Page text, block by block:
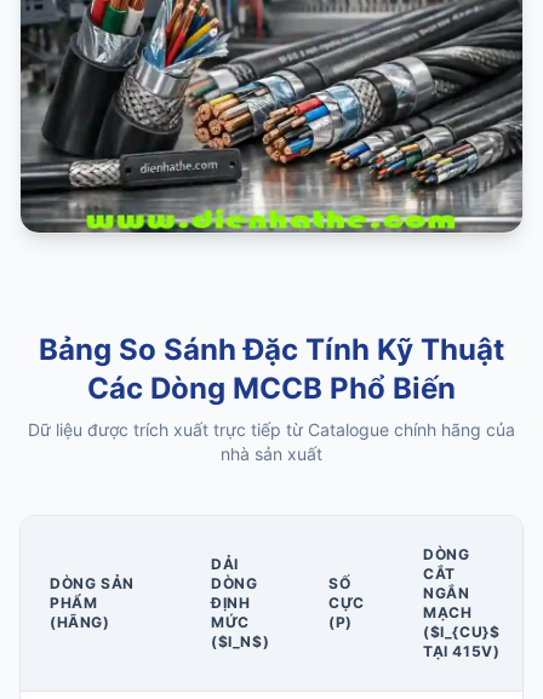
Bảng So Sánh Đặc Tính Kỹ Thuật
Các Dòng MCCB Phổ Biến
Dữ liệu được trích xuất trực tiếp từ Catalogue chính hãng của
nhà sản xuất
DÒNG SẢN
PHẨM
(HÃNG)
DẢI
DÒNG
ĐỊNH
MỨC
($I_N$)
SỐ
CỰC
(P)
DÒNG
CẮT
NGẮN
MẠCH
($I_{CU}$
TẠI 415V)